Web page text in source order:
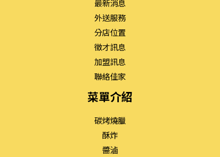
最新消息
外送服務
分店位置
徵才訊息
加盟訊息
聯絡佳家
菜單介紹
碳烤燒臘
酥炸
醬滷